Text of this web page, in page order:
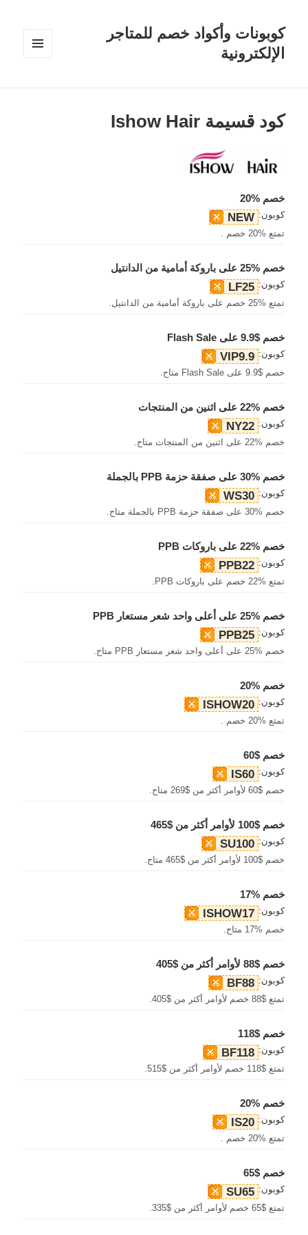
كوبونات وأكواد خصم للمتاجر
الإلكترونية
كود قسيمة Ishow Hair
خصم %20
كوبون: NEW
تمتع %20 خصم .
خصم %25 على باروكة أمامية من الدانتيل
كوبون: LF25
تمتع %25 خصم على باروكة أمامية من الدانتيل.
خصم $9.9 على Flash Sale
كوبون: VIP9.9
خصم $9.9 على Flash Sale متاح.
خصم %22 على اثنين من المنتجات
كوبون: NY22
خصم %22 على اثنين من المنتجات متاح.
خصم %30 على صفقة حزمة PPB بالجملة
كوبون: WS30
خصم %30 على صفقة حزمة PPB بالجملة متاح.
خصم %22 على باروكات PPB
كوبون: PPB22
تمتع %22 خصم على باروكات PPB.
خصم %25 على أعلى واحد شعر مستعار PPB
كوبون: PPB25
خصم %25 على أعلى واحد شعر مستعار PPB متاح.
خصم %20
كوبون: ISHOW20
تمتع %20 خصم .
خصم $60
كوبون: IS60
خصم $60 لأوامر أكثر من $269 متاح.
خصم $100 لأوامر أكثر من $465
كوبون: SU100
خصم $100 لأوامر أكثر من $465 متاح.
خصم %17
كوبون: ISHOW17
خصم %17 متاح.
خصم $88 لأوامر أكثر من $405
كوبون: BF88
تمتع $88 خصم لأوامر أكثر من $405.
خصم $118
كوبون: BF118
تمتع $118 خصم لأوامر أكثر من $515.
خصم %20
كوبون: IS20
تمتع %20 خصم .
خصم $65
كوبون: SU65
تمتع $65 خصم لأوامر أكثر من $335.